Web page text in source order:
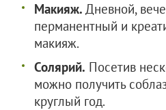
Макияж. Дневной,
перманентный и
макияж.
Солярий. Посетив
можно получить
круглый год.